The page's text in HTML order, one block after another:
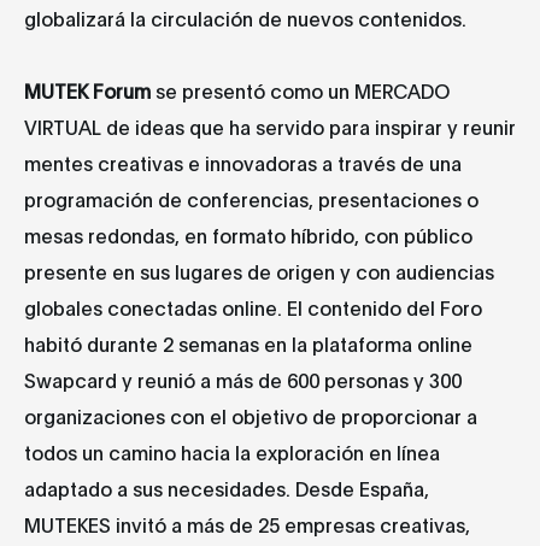
globalizará la circulación de nuevos contenidos.
MUTEK Forum se presentó como un MERCADO
VIRTUAL de ideas que ha servido para inspirar y reunir
mentes creativas e innovadoras a través de una
programación de conferencias, presentaciones o
mesas redondas, en formato híbrido, con público
presente en sus lugares de origen y con audiencias
globales conectadas online. El contenido del Foro
habitó durante 2 semanas en la plataforma online
Swapcard y reunió a más de 600 personas y 300
organizaciones con el objetivo de proporcionar a
todos un camino hacia la exploración en línea
adaptado a sus necesidades. Desde España,
MUTEKES invitó a más de 25 empresas creativas,